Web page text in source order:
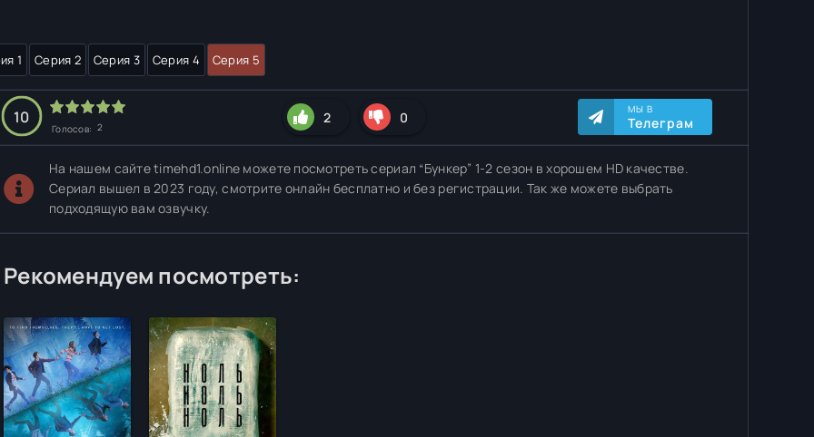
1 Серия 2 Серия 3 Серия 4 Серия 5
10
Голосов: 2
2 0 МЫ В
Телеграм
На нашем сайте timehd1.online можете посмотреть сериал “Бункер” 1-2 сезон в хорошем HD качестве.
Сериал вышел в 2023 году, смотрите онлайн бесплатно и без регистрации. Так же можете выбрать
подходящую вам озвучку.
Рекомендуем посмотреть: